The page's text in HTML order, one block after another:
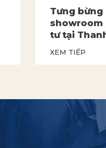
Tưng
showroom
tư tại
XEM TIẾP